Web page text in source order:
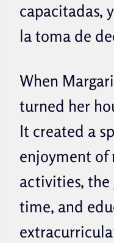
capacitadas,
la toma de
When
turned her
It created a
enjoyment of
activities, the
time, and